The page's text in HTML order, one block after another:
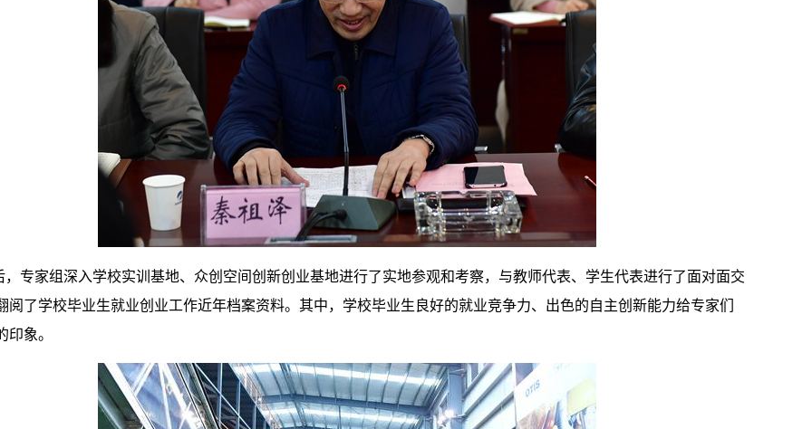
，专家组深入学校实训基地、众创空间创新创业基地进行了实地参观和考察，与教师代表、学生代表进行了面对面交
阅了学校毕业生就业创业工作近年档案资料。其中，学校毕业生良好的就业竞争力、出色的自主创新能力给专家们
象。